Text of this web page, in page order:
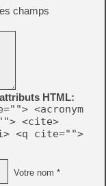
champs
HTML:
<acronym
<cite>
<q cite="">
Votre nom *